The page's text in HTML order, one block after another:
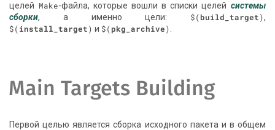
целей Make-файла, которые вошли в списки целей системы
сборки, а именно цели: $(build_target),
$(install_target) и $(pkg_archive).
Main Targets Building
Первой целью является сборка исходного пакета и в общем